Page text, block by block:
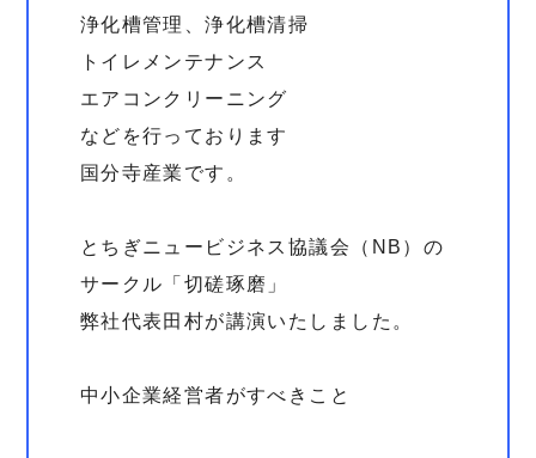
浄化槽管理、浄化槽清掃
トイレメンテナンス
エアコンクリーニング
などを行っております
国分寺産業です。
とちぎニュービジネス協議会（NB）の
サークル「切磋琢磨」
弊社代表田村が講演いたしました。
中小企業経営者がすべきこと